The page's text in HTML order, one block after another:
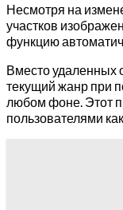
Несмотря на
участков
функцию
Вместо удаленных
текущий жанр при
любом фоне. Этот
пользователями